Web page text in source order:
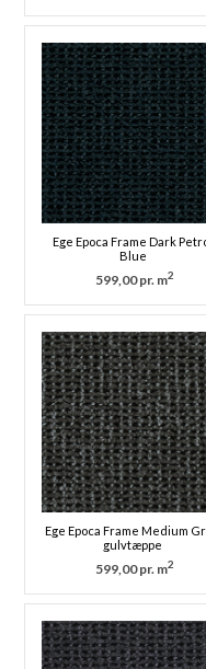
Ege Epoca Frame Dark
Blue
599,00 pr. m2
Ege Epoca Frame Medium
gulvtæppe
599,00 pr. m2